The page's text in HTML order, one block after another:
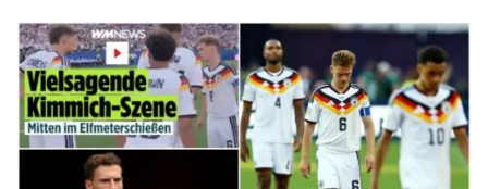
OTRAS LIGAS
BROWNS
STEELERS
TEXANS
HAWKS
HORNETS
HEAT